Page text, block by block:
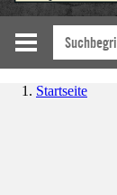
Startseite